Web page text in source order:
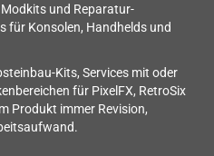
und Reparatur-
für Konsolen, Handhelds und
Kits, Services mit oder
für PixelFX, RetroSix
Produkt immer Revision,